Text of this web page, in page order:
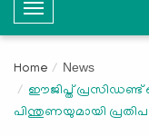
T
o
g
l
e
Home News
ഈജിപ്ത് പ്രസിഡണ്ട്
പിന്തുണയുമായി